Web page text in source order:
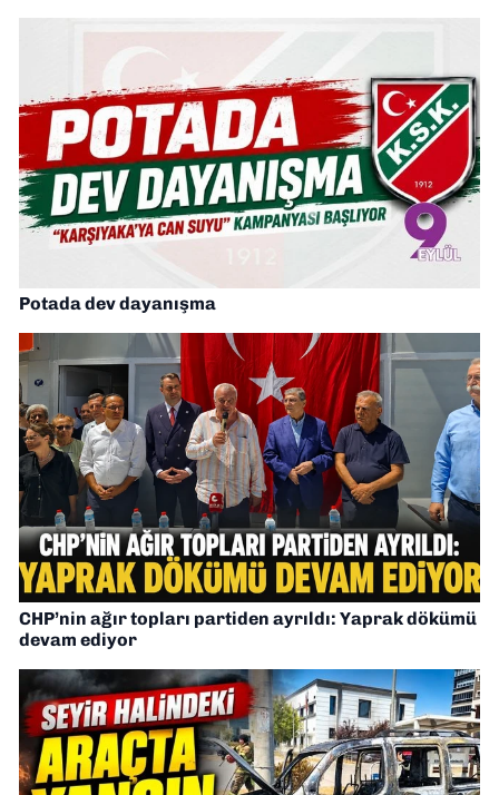
Potada dev dayanışma
CHP’nin ağır topları partiden ayrıldı: Yaprak dökümü
devam ediyor